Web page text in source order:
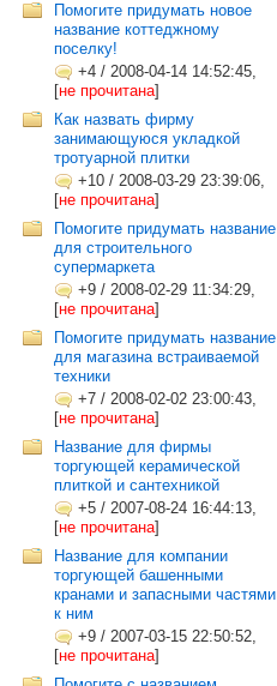
Помогите придумать новое
название коттеджному
поселку!
+4 / 2008-04-14 14:52:45,
[не прочитана]
Как назвать фирму
занимающуюся укладкой
тротуарной плитки
+10 / 2008-03-29 23:39:06,
[не прочитана]
Помогите придумать название
для строительного
супермаркета
+9 / 2008-02-29 11:34:29,
[не прочитана]
Помогите придумать название
для магазина встраиваемой
техники
+7 / 2008-02-02 23:00:43,
[не прочитана]
Название для фирмы
торгующей керамической
плиткой и сантехникой
+5 / 2007-08-24 16:44:13,
[не прочитана]
Название для компании
торгующей башенными
кранами и запасными частями
к ним
+9 / 2007-03-15 22:50:52,
[не прочитана]